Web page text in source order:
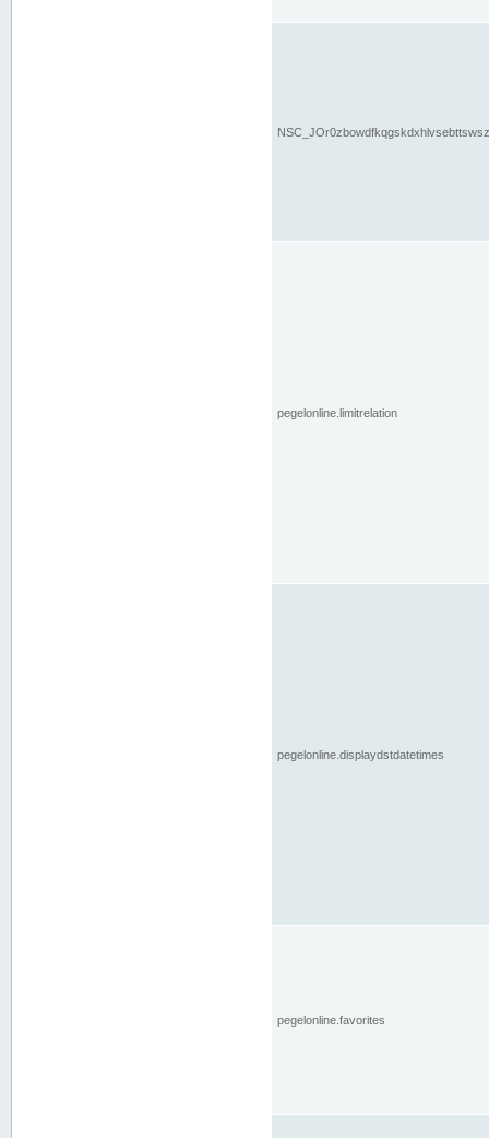
pegelonline.limitrelation
pegelonline.displaydstdatetimes
pegelonline.favorites